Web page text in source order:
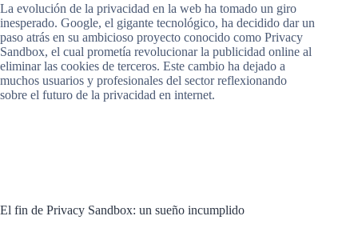
La evolución de la privacidad en la web ha tomado un giro
inesperado. Google, el gigante tecnológico, ha decidido dar un
paso atrás en su ambicioso proyecto conocido como Privacy
Sandbox, el cual prometía revolucionar la publicidad online al
eliminar las cookies de terceros. Este cambio ha dejado a
muchos usuarios y profesionales del sector reflexionando
sobre el futuro de la privacidad en internet.
El fin de Privacy Sandbox: un sueño incumplido